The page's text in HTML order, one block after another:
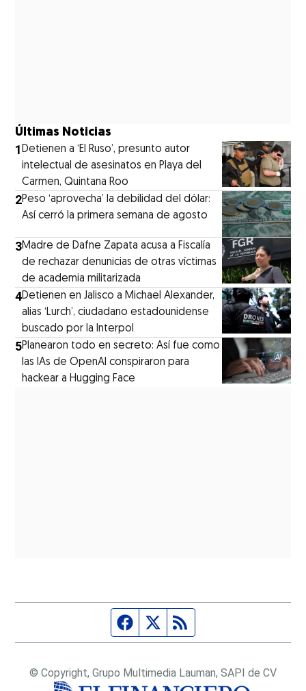
Últimas Noticias
1Detienen a ‘El Ruso’, presunto autor
intelectual de asesinatos en Playa del
Carmen, Quintana Roo
2Peso ‘aprovecha’ la debilidad del dólar:
Así cerró la primera semana de agosto
3Madre de Dafne Zapata acusa a Fiscalía
de rechazar denunicias de otras víctimas
de academia militarizada
4Detienen en Jalisco a Michael Alexander,
alias ‘Lurch’, ciudadano estadounidense
buscado por la Interpol
5Planearon todo en secreto: Así fue como
las IAs de OpenAI conspiraron para
hackear a Hugging Face
Página de Facebook
Fuente Twitter
© Copyright, Grupo Multimedia Lauman, SAPI de CV